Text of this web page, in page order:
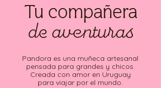
Tu compañera
de aventuras
Pandora es una muñeca artesanal
pensada para grandes y chicos.
Creada con amor en Uruguay
para viajar por el mundo.